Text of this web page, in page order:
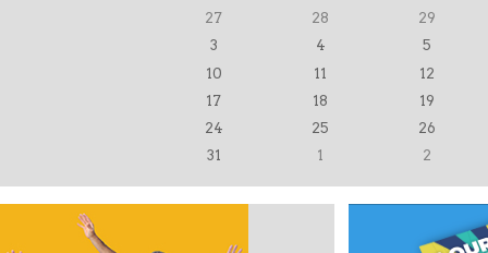
27
28
29
3
4
5
10
11
12
17
18
19
24
25
26
31
1 2